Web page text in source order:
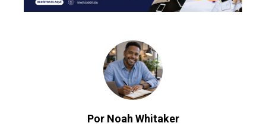
Por Noah Whitaker